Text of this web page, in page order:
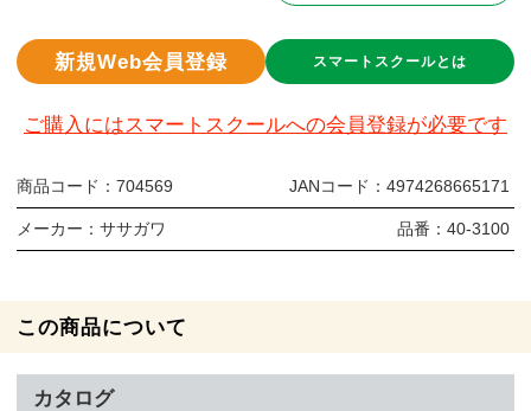
新規Web会員登録 スマートスクールとは
ご購入にはスマートスクールへの会員登録が必要です
商品コード： 704569 JANコード： 4974268665171
メーカー： ササガワ 品番： 40-3100
この商品について
カタログ